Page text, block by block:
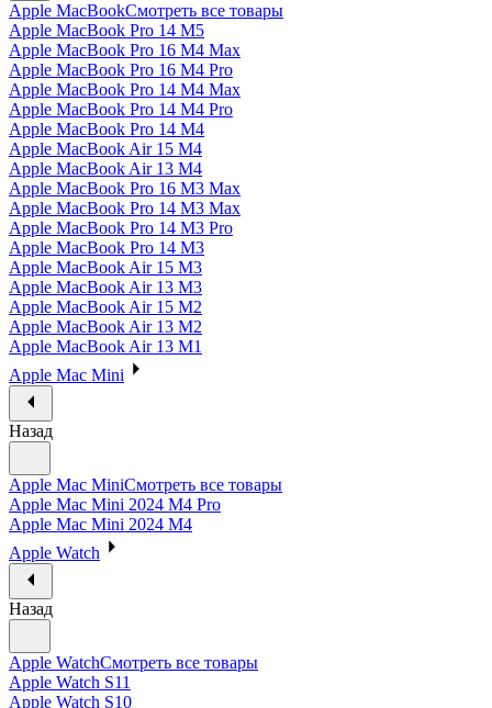
Apple MacBookСмотреть все товары
Apple MacBook Pro 14 M5
Apple MacBook Pro 16 M4 Max
Apple MacBook Pro 16 M4 Pro
Apple MacBook Pro 14 M4 Max
Apple MacBook Pro 14 M4 Pro
Apple MacBook Pro 14 M4
Apple MacBook Air 15 M4
Apple MacBook Air 13 M4
Apple MacBook Pro 16 M3 Max
Apple MacBook Pro 14 M3 Max
Apple MacBook Pro 14 M3 Pro
Apple MacBook Pro 14 M3
Apple MacBook Air 15 M3
Apple MacBook Air 13 M3
Apple MacBook Air 15 M2
Apple MacBook Air 13 M2
Apple MacBook Air 13 M1
Apple Mac Mini
Назад
Apple Mac MiniСмотреть все товары
Apple Mac Mini 2024 M4 Pro
Apple Mac Mini 2024 M4
Apple Watch
Назад
Apple WatchСмотреть все товары
Apple Watch S11
Apple Watch S10